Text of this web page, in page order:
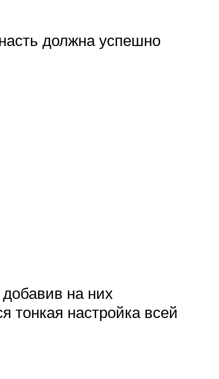
должна успешно
на них
тонкая настройка всей